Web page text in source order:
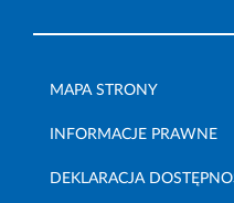
MAPA STRONY
INFORMACJE PRAWNE
DEKLARACJA